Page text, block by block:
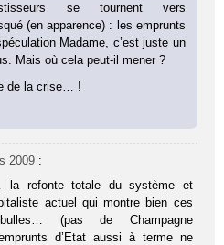
se tournent vers
(en apparence) : les emprunts
Madame, c’est juste un
Mais où cela peut-il mener ?
de la crise… !
2009 :
la refonte totale du système et
actuel qui montre bien ces
(pas de Champagne
d’Etat aussi à terme ne